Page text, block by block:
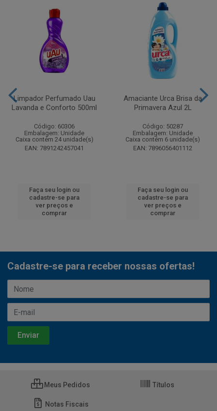
Limpador Perfumado Uau
Lavanda e Conforto 500ml
Código: 60306
Embalagem: Unidade
Caixa contém 24 unidade(s)
EAN: 7891242457041
Faça seu login ou
cadastre-se para
ver preços e
comprar
Amaciante Urca Brisa da
Primavera Azul 2L
Código: 50287
Embalagem: Unidade
Caixa contém 6 unidade(s)
EAN: 7896056401112
Faça seu login ou
cadastre-se para
ver preços e
comprar
Cadastre-se para receber nossas ofertas!
Meus Pedidos Títulos
Notas Fiscais